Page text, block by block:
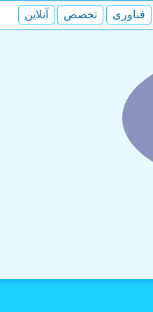
فناوری تخصص آنلاین